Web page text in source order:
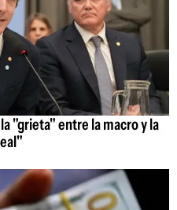
"grieta" entre la macro y la